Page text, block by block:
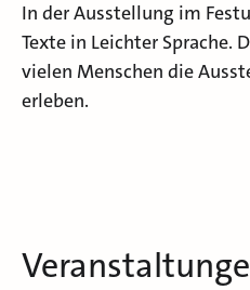
In der Ausstellung im
Texte in Leichter Sprache.
vielen Menschen die
erleben.